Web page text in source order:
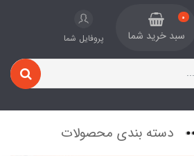
0
سبد خرید شما پروفایل شما
دسته بندی محصولات